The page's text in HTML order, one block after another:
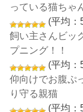
っている猫ちゃ
(平均：
飼い主さんビッ
プニング！！
(平均：
仰向けでお腹ぷ
り守る親猫
(平均：